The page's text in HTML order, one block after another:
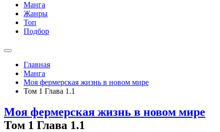
Манга
Жанры
Топ
Подбор
Главная
Манга
Моя фермерская жизнь в новом мире
Том 1 Глава 1.1
Моя фермерская жизнь в новом мире
Том 1 Глава 1.1